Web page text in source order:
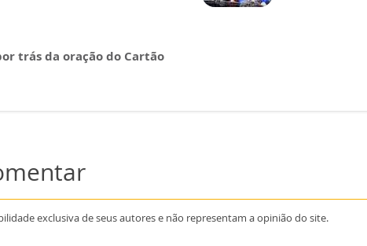
trás da oração do Cartão
exclusiva de seus autores e não representam a opinião do site.